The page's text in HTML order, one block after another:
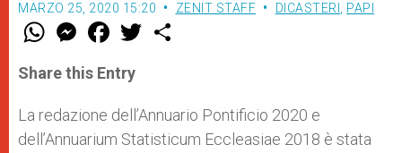
MARZO 25, 2020 15:20 ZENIT STAFF DICASTERI PAPI
W
t
s
p
p
M
e
s
e
g
e
r
F
a
e
b
o
k
w
r
Share this Entry
La redazione dell’Annuario Pontificio 2020 e
dell’Annuarium Statisticum Eccleasiae 2018 è stata